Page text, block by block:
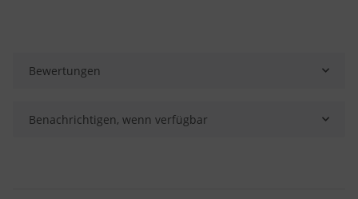
Bewertungen
Benachrichtigen, wenn verfügbar